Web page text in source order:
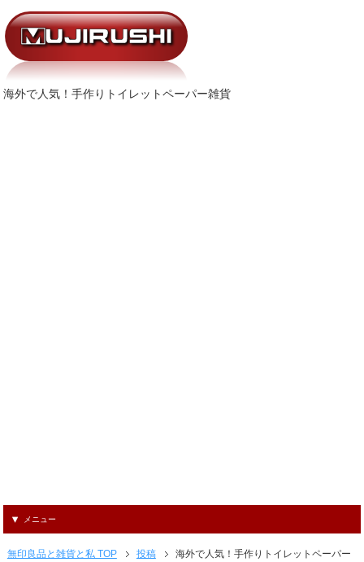
海外で人気！手作りトイレットペーパー雑貨
メニュー
無印良品と雑貨と私 TOP 投稿
海外で人気！手作りトイレットペーパー